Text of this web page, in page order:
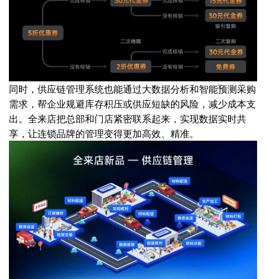
同时，供应链管理系统也能通过大数据分析和智能预测采购
需求，帮企业规避库存积压或供应短缺的风险，减少成本支
出。全来店把总部和门店紧密联系起来，实现数据实时共
享，让连锁品牌的管理变得更加高效、精准。